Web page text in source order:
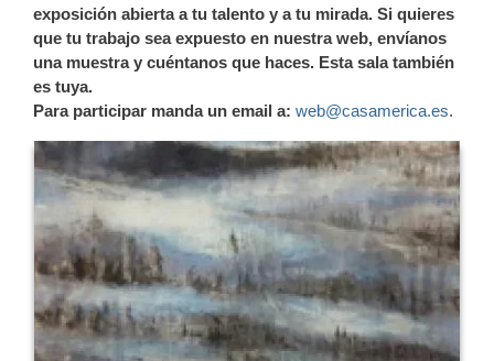
exposición abierta a tu talento y a tu mirada. Si quieres
que tu trabajo sea expuesto en nuestra web, envíanos
una muestra y cuéntanos que haces. Esta sala también
es tuya.
Para participar manda un email a: web@casamerica.es.